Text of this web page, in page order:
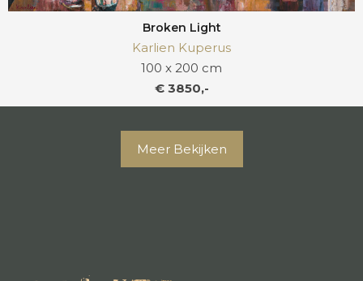
Broken Light
Karlien Kuperus
100 x 200 cm
€ 3850,-
Meer Bekijken